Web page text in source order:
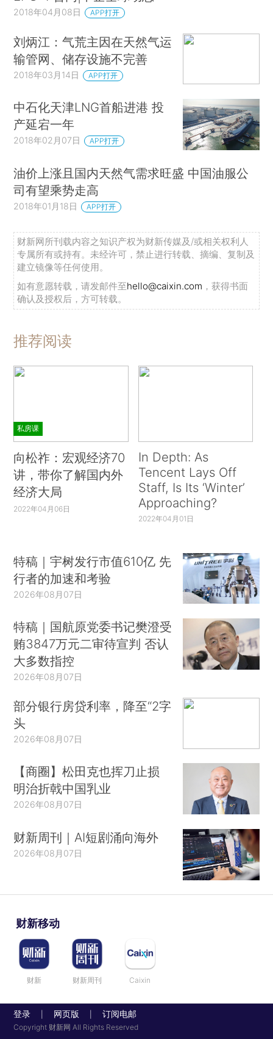
2018年04月08日 APP打开
刘炳江：气荒主因在天然气运
输管网、储存设施不完善
2018年03月14日 APP打开
中石化天津LNG首船进港 投
产延宕一年
2018年02月07日 APP打开
油价上涨且国内天然气需求旺盛 中国油服公
司有望乘势走高
2018年01月18日 APP打开
财新网所刊载内容之知识产权为财新传媒及/或相关权利人
专属所有或持有。未经许可，禁止进行转载、摘编、复制及
建立镜像等任何使用。
如有意愿转载，请发邮件至hello@caixin.com ，获得书面
确认及授权后，方可转载。
推荐阅读
私房课
向松祚：宏观经济70
讲，带你了解国内外
经济大局
2022年04月06日
In Depth: As
Tencent Lays Off
Staff, Is Its ‘Winter’
Approaching?
2022年04月01日
特稿｜宇树发行市值610亿 先
行者的加速和考验
2026年08月07日
特稿｜国航原党委书记樊澄受
贿3847万元二审待宣判 否认
大多数指控
2026年08月07日
部分银行房贷利率，降至“2字
头
2026年08月07日
【商圈】松田克也挥刀止损
明治折戟中国乳业
2026年08月07日
财新周刊｜AI短剧涌向海外
2026年08月07日
财新移动
财新 财新周刊 Caixin
登录 网页版 订阅电邮
Copyright 财新网 All Rights Reserved